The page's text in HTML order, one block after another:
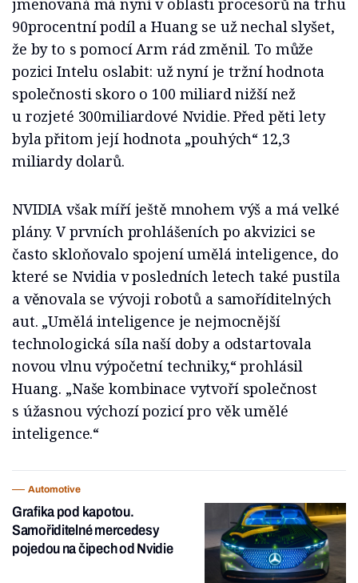
jmenovaná má nyní v oblasti procesorů na trhu
90procentní podíl a Huang se už nechal slyšet,
že by to s pomocí Arm rád změnil. To může
pozici Intelu oslabit: už nyní je tržní hodnota
společnosti skoro o 100 miliard nižší než
u rozjeté 300miliardové Nvidie. Před pěti lety
byla přitom její hodnota „pouhých“ 12,3
miliardy dolarů.
NVIDIA však míří ještě mnohem výš a má velké
plány. V prvních prohlášeních po akvizici se
často skloňovalo spojení umělá inteligence, do
které se Nvidia v posledních letech také pustila
a věnovala se vývoji robotů a samoříditelných
aut. „Umělá inteligence je nejmocnější
technologická síla naší doby a odstartovala
novou vlnu výpočetní techniky,“ prohlásil
Huang. „Naše kombinace vytvoří společnost
s úžasnou výchozí pozicí pro věk umělé
inteligence.“
Automotive
Grafika pod kapotou.
Samořiditelné mercedesy
pojedou na čipech od Nvidie